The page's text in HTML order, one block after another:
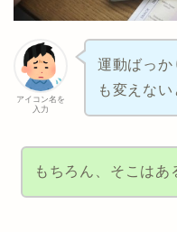
アイコン名を
入力
運動ばっ
も変えな
もちろん、そこはあ